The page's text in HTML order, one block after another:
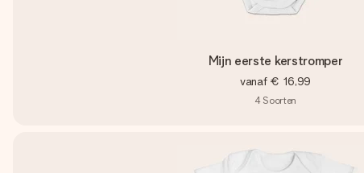
Mijn eerste kerstromper
vanaf € 16,99
4 Soorten